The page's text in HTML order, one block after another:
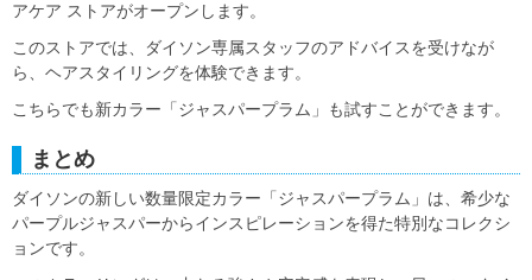
アケア ストアがオープンします。
このストアでは、ダイソン専属スタッフのアドバイスを受けなが
ら、ヘアスタイリングを体験できます。
こちらでも新カラー「ジャスパープラム」も試すことができます。
まとめ
ダイソンの新しい数量限定カラー「ジャスパープラム」は、希少な
パープルジャスパーからインスピレーションを得た特別なコレクシ
ョンです。